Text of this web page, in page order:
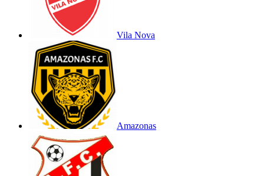
Vila Nova
Amazonas